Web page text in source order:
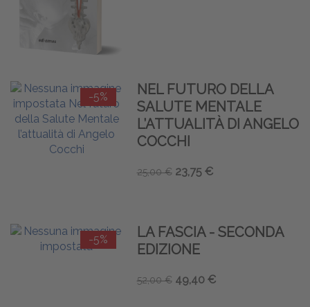
-5%
NEL FUTURO DELLA
SALUTE MENTALE
L’ATTUALITÀ DI ANGELO
COCCHI
25,00 € 23,75 €
-5%
LA FASCIA - SECONDA
EDIZIONE
52,00 € 49,40 €